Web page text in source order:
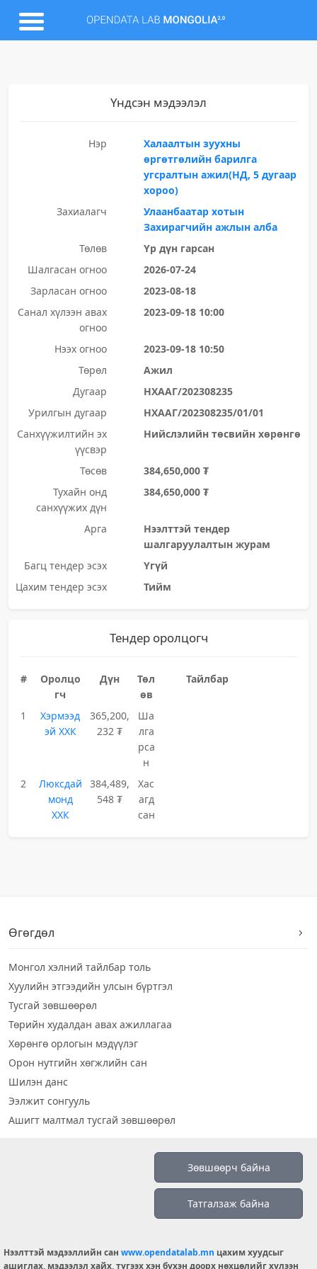
Үндсэн мэдээлэл
Нэр
Халаалтын зуухны
өргөтгөлийн барилга
угсралтын ажил(НД, 5 дугаар
хороо)
Захиалагч
Улаанбаатар хотын
Захирагчийн ажлын алба
Төлөв
Үр дүн гарсан
Шалгасан огноо
2026-07-24
Зарласан огноо
2023-08-18
Санал хүлээн авах
огноо
2023-09-18 10:00
Нээх огноо
2023-09-18 10:50
Төрөл
Ажил
Дугаар
НХААГ/202308235
Урилгын дугаар
НХААГ/202308235/01/01
Санхүүжилтийн эх
үүсвэр
Нийслэлийн төсвийн хөрөнгө
Төсөв
384,650,000 ₮
Тухайн онд
санхүүжих дүн
384,650,000 ₮
Арга
Нээлттэй тендер
шалгаруулалтын журам
Багц тендер эсэх
Үгүй
Цахим тендер эсэх
Тийм
Тендер оролцогч
#
Оролцо
гч
Дүн
Төл
өв
Тайлбар
1
Хэрмээд
эй ХХК
365,200,
232 ₮
Ша
лга
рса
н
2
Люксдай
монд
ХХК
384,489,
548 ₮
Хас
агд
сан
Өгөгдөл
Монгол хэлний тайлбар толь
Хуулийн этгээдийн улсын бүртгэл
Тусгай зөвшөөрөл
Төрийн худалдан авах ажиллагаа
Хөрөнгө орлогын мэдүүлэг
Орон нутгийн хөгжлийн сан
Шилэн данс
Ээлжит сонгууль
Ашигт малтмал тусгай зөвшөөрөл
info@opendatalab.mn
Зөвшөөрч байна
Татгалзаж байна
Нээлттэй мэдээллийн сан www.opendatalab.mn цахим хуудсыг
ашиглах, мэдээлэл хайх, түгээх хэн бүхэн доорх нөхцөлийг хүлээн